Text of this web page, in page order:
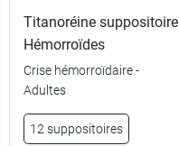
Titanoréine suppositoire
Hémorroïdes
Crise hémorroïdaire -
Adultes
12 suppositoires